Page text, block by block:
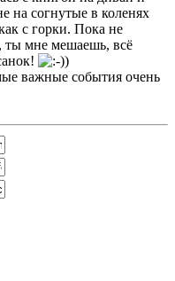
на согнутые в коленях
с горки. Пока не
ты мне мешаешь, всё
важные события очень